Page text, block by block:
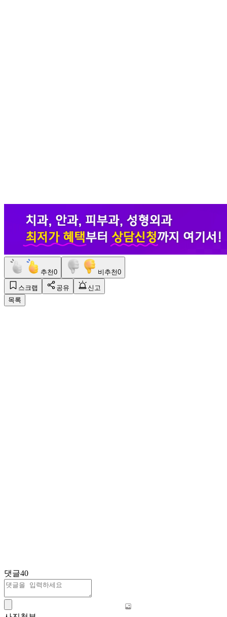
추천0 비추천0
스크랩 공유
신고
목록
댓글40